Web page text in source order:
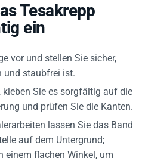
Tesakrepp
ein
vor und stellen Sie sicher,
und staubfrei ist.
kleben Sie es sorgfältig auf die
und prüfen Sie die Kanten.
lassen Sie das Band
auf dem Untergrund;
einem flachen Winkel, um